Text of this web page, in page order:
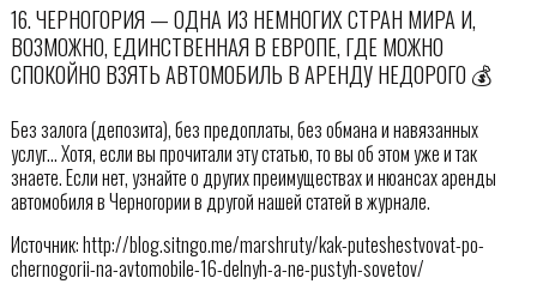
16. ЧЕРНОГОРИЯ — ОДНА ИЗ НЕМНОГИХ СТРАН МИРА И,
ВОЗМОЖНО, ЕДИНСТВЕННАЯ В ЕВРОПЕ, ГДЕ МОЖНО
СПОКОЙНО ВЗЯТЬ АВТОМОБИЛЬ В АРЕНДУ НЕДОРОГО 💰
Без залога (депозита), без предоплаты, без обмана и навязанных
услуг… Хотя, если вы прочитали эту статью, то вы об этом уже и так
знаете. Если нет, узнайте о других преимуществах и нюансах аренды
автомобиля в Черногории в другой нашей статей в журнале.
Источник: http://blog.sitngo.me/marshruty/kak-puteshestvovat-po-
chernogorii-na-avtomobile-16-delnyh-a-ne-pustyh-sovetov/